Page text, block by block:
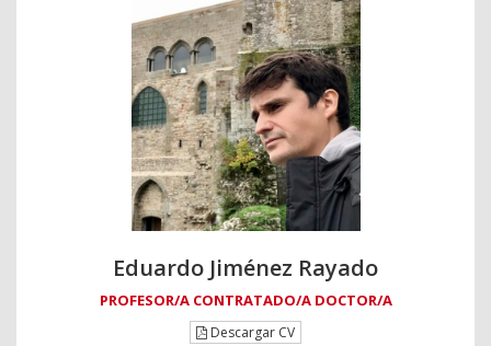
Eduardo Jiménez Rayado
PROFESOR/A CONTRATADO/A DOCTOR/A
Descargar CV